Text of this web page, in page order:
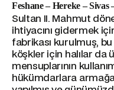
Feshane – Hereke – Sivas
Sultan II. Mahmut
ihtiyacını gidermek
fabrikası kurulmuş,
köşkler için halılar
mensuplarının
hükümdarlara